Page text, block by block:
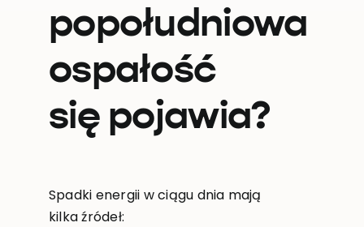
popołudniowa
ospałość
się pojawia?
Spadki energii w ciągu dnia mają
kilka źródeł: